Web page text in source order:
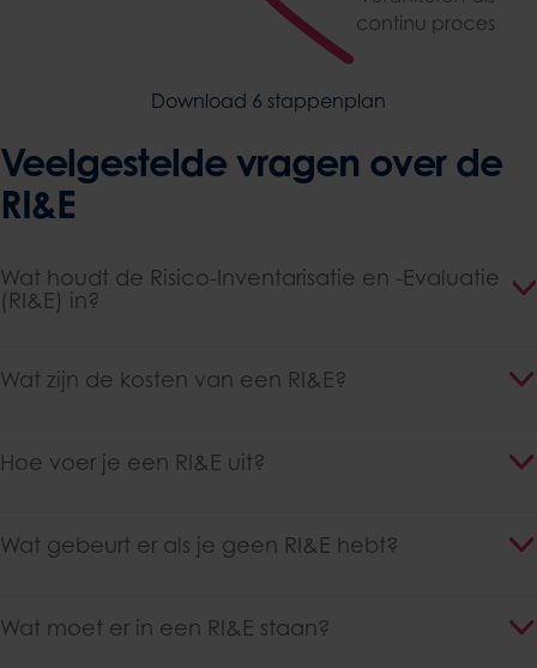
Download 6 stappenplan
Veelgestelde vragen over de
RI&E
Wat houdt de Risico-Inventarisatie en -Evaluatie
(RI&E) in?
Wat zijn de kosten van een RI&E?
Hoe voer je een RI&E uit?
Wat gebeurt er als je geen RI&E hebt?
Wat moet er in een RI&E staan?